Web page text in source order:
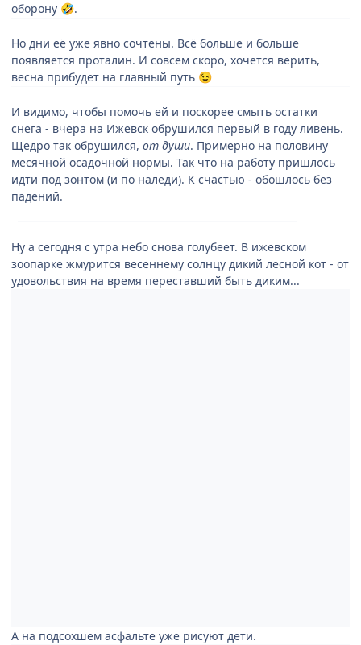
оборону 🤣.
Но дни её уже явно сочтены. Всё больше и больше
появляется проталин. И совсем скоро, хочется верить,
весна прибудет на главный путь 😉
И видимо, чтобы помочь ей и поскорее смыть остатки
снега - вчера на Ижевск обрушился первый в году ливень.
Щедро так обрушился, от души. Примерно на половину
месячной осадочной нормы. Так что на работу пришлось
идти под зонтом (и по наледи). К счастью - обошлось без
падений.
Ну а сегодня с утра небо снова голубеет. В ижевском
зоопарке жмурится весеннему солнцу дикий лесной кот - от
удовольствия на время переставший быть диким...
А на подсохшем асфальте уже рисуют дети.